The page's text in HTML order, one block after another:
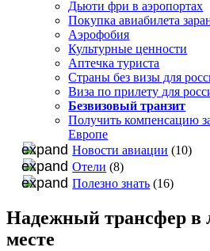
Дьюти фри в аэропортах
Покупка авиабилета
Аэрофобия
Культурные ценности
Аптечка туриста
Страны без визы для
Виза по прилету для
Безвизовый транзит
Получить компенсацию
Европе
Новости авиации (10)
Отели (8)
Полезно знать (16)
Надежный трансфер в
месте